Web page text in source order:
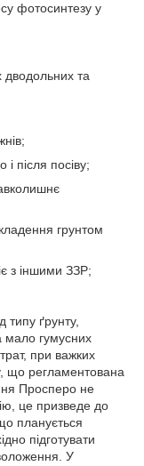
фотосинтезу у
дводольних та
після посіву;
грунтом
з іншими ЗЗР;
типу ґрунту,
мало гумусних
при важких
що регламентована
Просперо не
це призведе до
планується
підготувати
У